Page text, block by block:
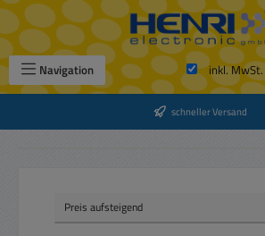
Zum Hauptinhalt springen
Navigation inkl. MwSt.
schneller Versand